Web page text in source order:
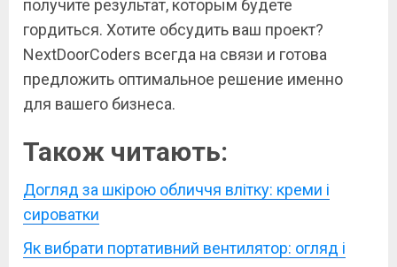
получите результат, которым будете
гордиться. Хотите обсудить ваш проект?
NextDoorCoders всегда на связи и готова
предложить оптимальное решение именно
для вашего бизнеса.
Також читають:
Догляд за шкірою обличчя влітку: креми і
сироватки
Як вибрати портативний вентилятор: огляд і